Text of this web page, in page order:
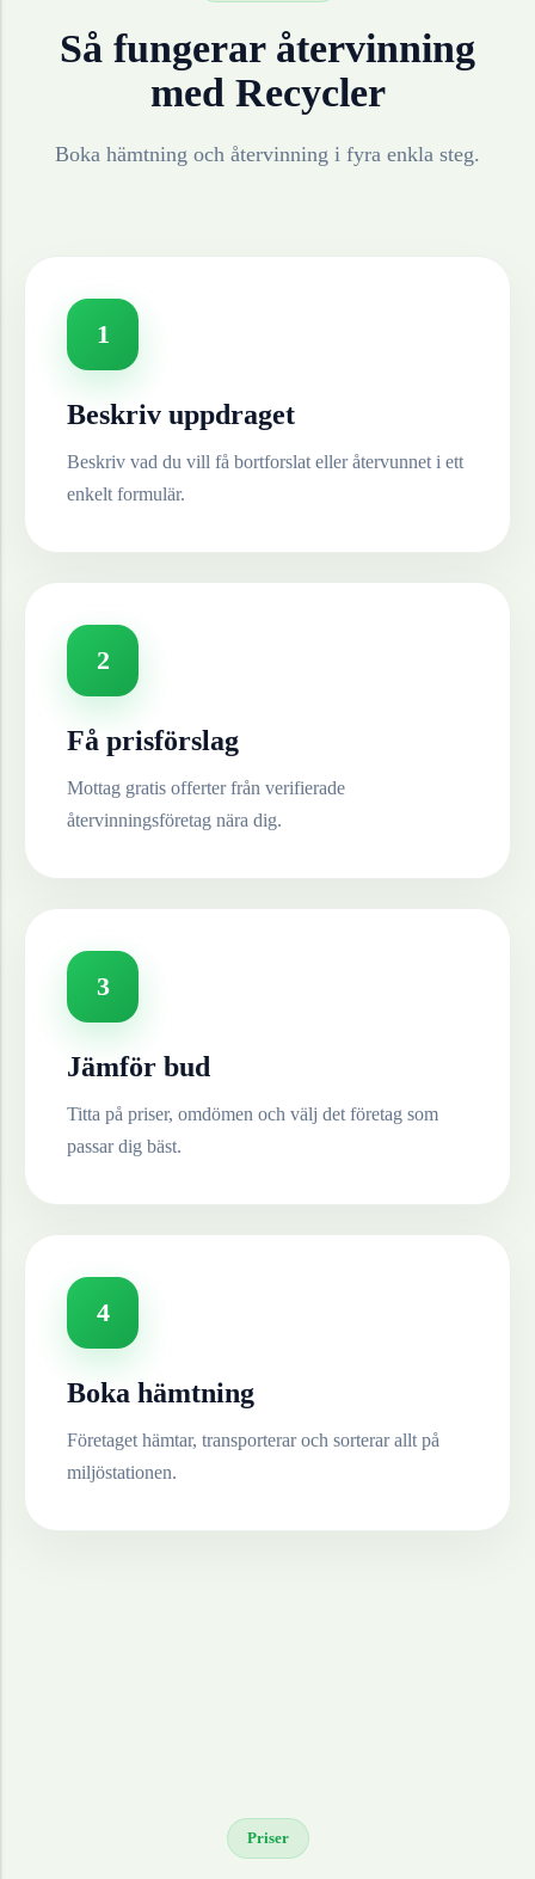
Så fungerar återvinning
med Recycler
Boka hämtning och återvinning i fyra enkla steg.
1
Beskriv uppdraget
Beskriv vad du vill få bortforslat eller återvunnet i ett
enkelt formulär.
2
Få prisförslag
Mottag gratis offerter från verifierade
återvinningsföretag nära dig.
3
Jämför bud
Titta på priser, omdömen och välj det företag som
passar dig bäst.
4
Boka hämtning
Företaget hämtar, transporterar och sorterar allt på
miljöstationen.
Priser